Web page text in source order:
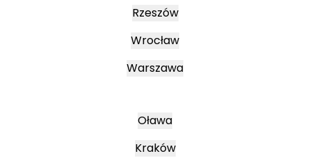
Rzeszów
Wrocław
Warszawa
Oława
Kraków